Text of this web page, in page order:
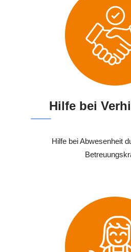
Hilfe bei
Hilfe bei Abwesenheit